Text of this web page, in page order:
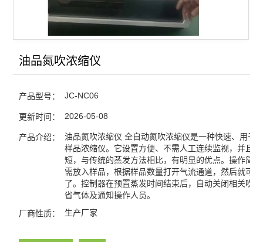
油品氮吹浓缩仪
产品型号： JC-NC06
更新时间： 2026-05-08
产品介绍：
油品氮吹浓缩仪 全自动氮吹浓缩仪是一种快速、用于
样品浓缩仪。它设置方便、不需人工连续监视，并且
短，与传统的蒸发方法相比，有明显的优点。操作简
需放入样品，根据样品数量打开气流通道，然后就可
了。控制器在预置蒸发时间结束后，自动关闭相关吹
省气体及通知操作人员。
厂商性质： 生产厂家